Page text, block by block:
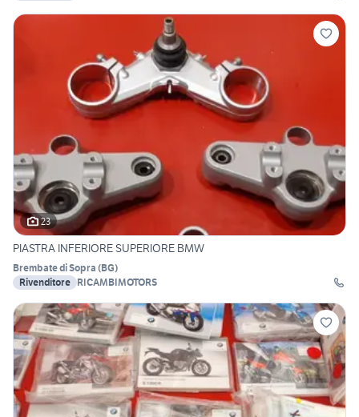
23
PIASTRA INFERIORE SUPERIORE BMW
Brembate di Sopra (BG)
Rivenditore RICAMBIMOTORS